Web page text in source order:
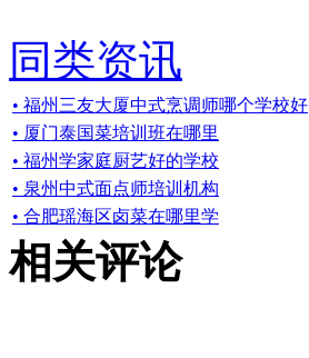
同类资讯
• 福州三友大厦中式烹调师哪个学校好
• 厦门泰国菜培训班在哪里
• 福州学家庭厨艺好的学校
• 泉州中式面点师培训机构
• 合肥瑶海区卤菜在哪里学
相关评论